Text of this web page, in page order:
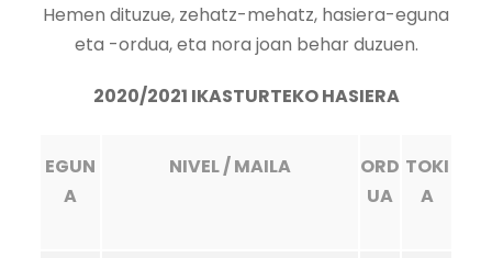
Hemen dituzue, zehatz-mehatz, hasiera-eguna
eta -ordua, eta nora joan behar duzuen.
2020/2021 IKASTURTEKO HASIERA
EGUN
A
NIVEL / MAILA
ORD
UA
TOKI
A